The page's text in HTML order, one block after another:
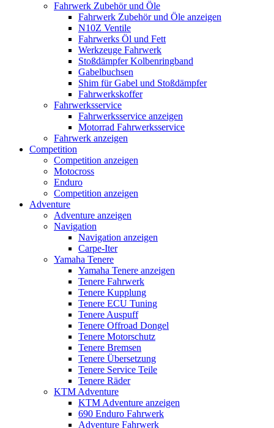
Fahrwerk Zubehör und Öle
Fahrwerk Zubehör und Öle anzeigen
N10Z Ventile
Fahrwerks Öl und Fett
Werkzeuge Fahrwerk
Stoßdämpfer Kolbenringband
Gabelbuchsen
Shim für Gabel und Stoßdämpfer
Fahrwerkskoffer
Fahrwerksservice
Fahrwerksservice anzeigen
Motorrad Fahrwerksservice
Fahrwerk anzeigen
Competition
Competition anzeigen
Motocross
Enduro
Competition anzeigen
Adventure
Adventure anzeigen
Navigation
Navigation anzeigen
Carpe-Iter
Yamaha Tenere
Yamaha Tenere anzeigen
Tenere Fahrwerk
Tenere Kupplung
Tenere ECU Tuning
Tenere Auspuff
Tenere Offroad Dongel
Tenere Motorschutz
Tenere Bremsen
Tenere Übersetzung
Tenere Service Teile
Tenere Räder
KTM Adventure
KTM Adventure anzeigen
690 Enduro Fahrwerk
Adventure Fahrwerk